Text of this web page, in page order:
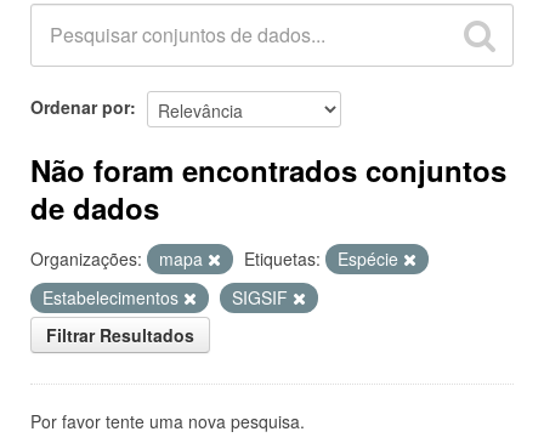
Ordenar por
Não foram encontrados conjuntos
de dados
Organizações: mapa Etiquetas:
Espécie
Estabelecimentos
SIGSIF
Filtrar Resultados
Por favor tente uma nova pesquisa.